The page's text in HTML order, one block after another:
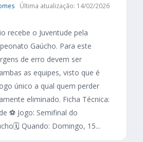
Última atualização: 14/02/2026
recebe o Juventude pela
Gaúcho. Para este
de erro devem ser
as equipes, visto que é
único a qual quem perder
eliminado. Ficha Técnica:
⚽ Jogo: Semifinal do
Quando: Domingo, 15...